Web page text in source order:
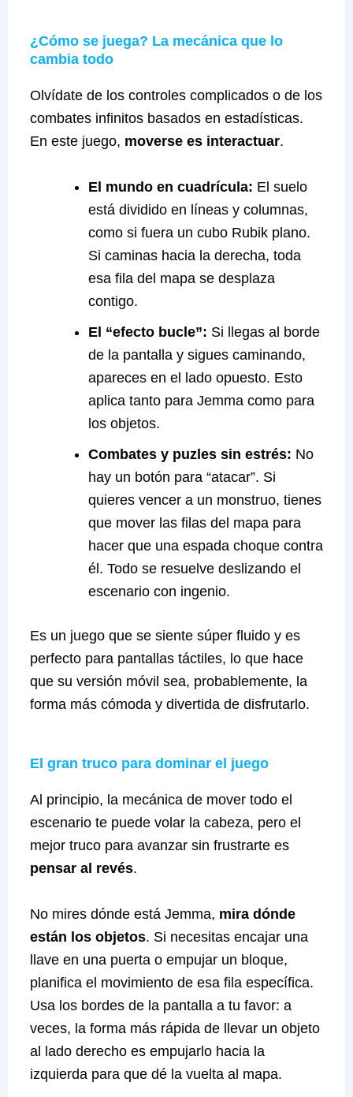
¿Cómo se juega? La mecánica que lo
cambia todo
Olvídate de los controles complicados o de los
combates infinitos basados en estadísticas.
En este juego, moverse es interactuar.
El mundo en cuadrícula: El suelo
está dividido en líneas y columnas,
como si fuera un cubo Rubik plano.
Si caminas hacia la derecha, toda
esa fila del mapa se desplaza
contigo.
El “efecto bucle”: Si llegas al borde
de la pantalla y sigues caminando,
apareces en el lado opuesto. Esto
aplica tanto para Jemma como para
los objetos.
Combates y puzles sin estrés: No
hay un botón para “atacar”. Si
quieres vencer a un monstruo, tienes
que mover las filas del mapa para
hacer que una espada choque contra
él. Todo se resuelve deslizando el
escenario con ingenio.
Es un juego que se siente súper fluido y es
perfecto para pantallas táctiles, lo que hace
que su versión móvil sea, probablemente, la
forma más cómoda y divertida de disfrutarlo.
El gran truco para dominar el juego
Al principio, la mecánica de mover todo el
escenario te puede volar la cabeza, pero el
mejor truco para avanzar sin frustrarte es
pensar al revés.
No mires dónde está Jemma, mira dónde
están los objetos. Si necesitas encajar una
llave en una puerta o empujar un bloque,
planifica el movimiento de esa fila específica.
Usa los bordes de la pantalla a tu favor: a
veces, la forma más rápida de llevar un objeto
al lado derecho es empujarlo hacia la
izquierda para que dé la vuelta al mapa.